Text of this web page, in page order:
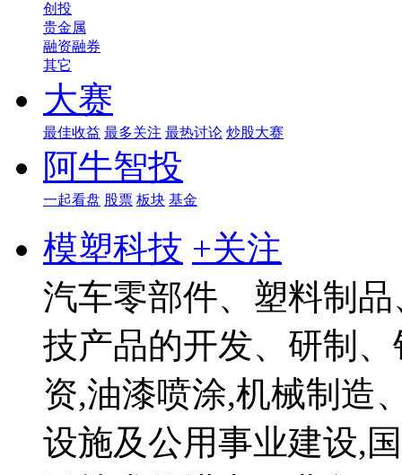
创投
贵金属
融资融券
其它
大赛
最佳收益 最多关注 最热讨论 炒股大赛
阿牛智投
一起看盘 股票 板块 基金
模塑科技 +关注
汽车零部件、塑料制
技产品的开发、研制
资,油漆喷涂,机械制造
设施及公用事业建设,